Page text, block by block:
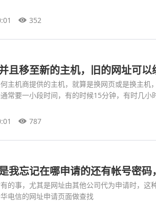
352
且移至新的主机，旧的网址可以
主机商提供的主机，就算是换网页或是换主机
常要一小段时间，有的时候15分钟，有时几小
787
我忘记在哪申请的还有帐号密码
的事，尤其是网址由其他公司代为申请时，这
电信的网址申请页面做查找